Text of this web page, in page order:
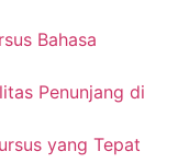
Bahasa
Penunjang di
yang Tepat